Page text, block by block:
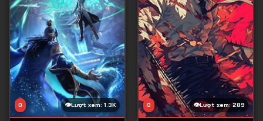
Lượt xem: 1.3K
0 Lượt xem: 289
0